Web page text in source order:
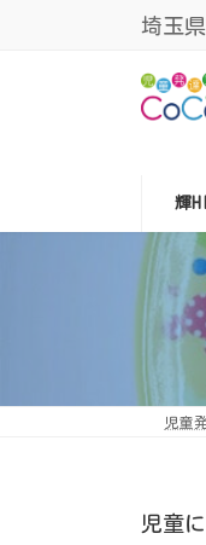
埼玉
輝
児童
児童